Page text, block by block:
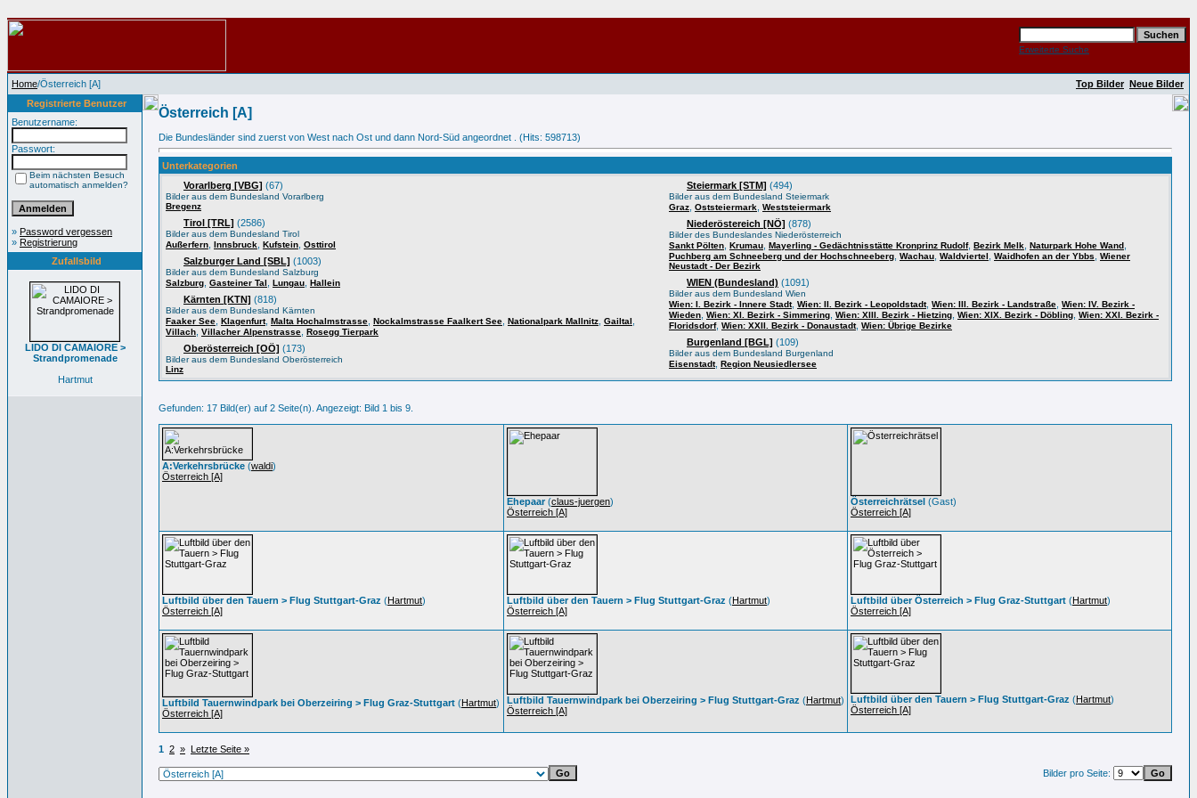
Erweiterte Suche
Home/Österreich [A] Top Bilder Neue Bilder
Registrierte Benutzer
Benutzername:
Passwort:
Beim nächsten Besuch
automatisch anmelden?
» Password vergessen
» Registrierung
Zufallsbild
LIDO DI CAMAIORE >
Strandpromenade
Hartmut
Österreich [A]
Die Bundesländer sind zuerst von West nach Ost und dann Nord-Süd angeordnet . (Hits: 598713)
Unterkategorien
Vorarlberg [VBG] (67)
Bilder aus dem Bundesland Vorarlberg
Bregenz
Tirol [TRL] (2586)
Bilder aus dem Bundesland Tirol
Außerfern Innsbruck Kufstein Osttirol
Salzburger Land [SBL] (1003)
Bilder aus dem Bundesland Salzburg
Salzburg Gasteiner Tal Lungau Hallein
Kärnten [KTN] (818)
Bilder aus dem Bundesland Kärnten
Faaker See Klagenfurt, Malta Hochalmstrasse Nockalmstrasse Faalkert See Nationalpark Mallnitz Gailtal
Villach Villacher Alpenstrasse Rosegg Tierpark
Oberösterreich [OÖ] (173)
Bilder aus dem Bundesland Oberösterreich
Linz
Steiermark [STM] (494)
Bilder aus dem Bundesland Steiermark
Graz Oststeiermark Weststeiermark
Niederöstereich [NÖ] (878)
Bilder des Bundeslandes Niederösterreich
Sankt Pölten Krumau Mayerling - Gedächtnisstätte Kronprinz Rudolf, Bezirk Melk Naturpark Hohe Wand
Puchberg am Schneeberg und der Hochschneeberg Wachau Waldviertel Waidhofen an der Ybbs
Wiener
Neustadt - Der Bezirk
WIEN (Bundesland) (1091)
Bilder aus dem Bundesland Wien
Wien: I. Bezirk - Innere Stadt, Wien: II. Bezirk - Leopoldstadt, Wien: III. Bezirk - Landstraße Wien: IV. Bezirk -
Wieden Wien: XI. Bezirk - Simmering Wien: XIII. Bezirk - Hietzing Wien: XIX. Bezirk - Döbling Wien: XXI. Bezirk -
Floridsdorf, Wien: XXII. Bezirk - Donaustadt, Wien: Übrige Bezirke
Burgenland [BGL] (109)
Bilder aus dem Bundesland Burgenland
Eisenstadt, Region Neusiedlersee
Gefunden: 17 Bild(er) auf 2 Seite(n). Angezeigt: Bild 1 bis 9.
A:Verkehrsbrücke (waldi)
Österreich [A]
Ehepaar(claus-juergen)
Österreich [A]
Österreichrätsel (Gast)
Österreich [A]
Luftbild über den Tauern > Flug Stuttgart-Graz (Hartmut)
Österreich [A]
Luftbild über den Tauern > Flug Stuttgart-Graz (Hartmut)
Österreich [A]
Luftbild über Österreich > Flug Graz-Stuttgart (Hartmut)
Österreich [A]
Luftbild Tauernwindpark bei Oberzeiring > Flug Graz-Stuttgart (Hartmut)
Österreich [A]
Luftbild Tauernwindpark bei Oberzeiring > Flug Stuttgart-Graz (Hartmut)
Österreich [A]
Luftbild über den Tauern > Flug Stuttgart-Graz (Hartmut)
Österreich [A]
1 2 » Letzte Seite »
Bilder pro Seite: